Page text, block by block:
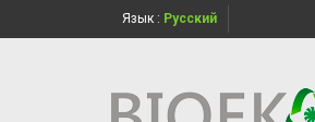
Язык : Русский